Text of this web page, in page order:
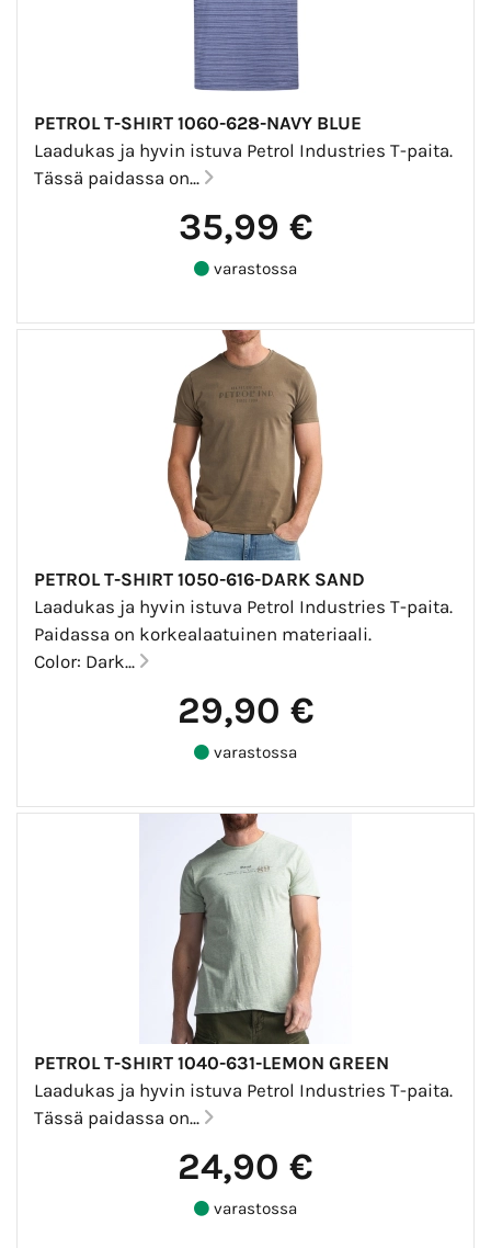
PETROL T-SHIRT 1060-628-NAVY BLUE
Laadukas ja hyvin istuva Petrol Industries T-paita.
Tässä paidassa on...
35,99 €
varastossa
PETROL T-SHIRT 1050-616-DARK SAND
Laadukas ja hyvin istuva Petrol Industries T-paita.
Paidassa on korkealaatuinen materiaali.
Color: Dark...
29,90 €
varastossa
PETROL T-SHIRT 1040-631-LEMON GREEN
Laadukas ja hyvin istuva Petrol Industries T-paita.
Tässä paidassa on...
24,90 €
varastossa